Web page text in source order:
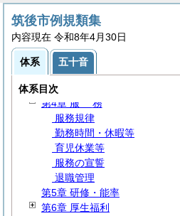
筑後市例規類集
内容現在 令和8年4月30日
体系 五十音
体系目次
第2編 議会・選挙・監査
第3編 行政通則
第4編人 事
第1章 公平委員会
第2章 定数・任用
第3章 分限・懲戒
第4章 服 務
服務規律
勤務時間・休暇等
育児休業等
服務の宣誓
退職管理
第5章 研修・能率
第6章 厚生福利